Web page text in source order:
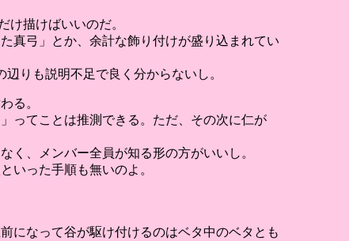
け描けばいいのだ。
真弓」とか、余計な飾り付けが盛り込まれてい
りも説明不足で良く分からないし。
る。
ってことは推測できる。ただ、その次に仁が
く、メンバー全員が知る形の方がいいし。
いった手順も無いのよ。
になって谷が駆け付けるのはベタ中のベタとも